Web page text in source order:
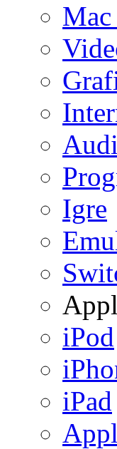
Mac
Igre
iPod
iPad